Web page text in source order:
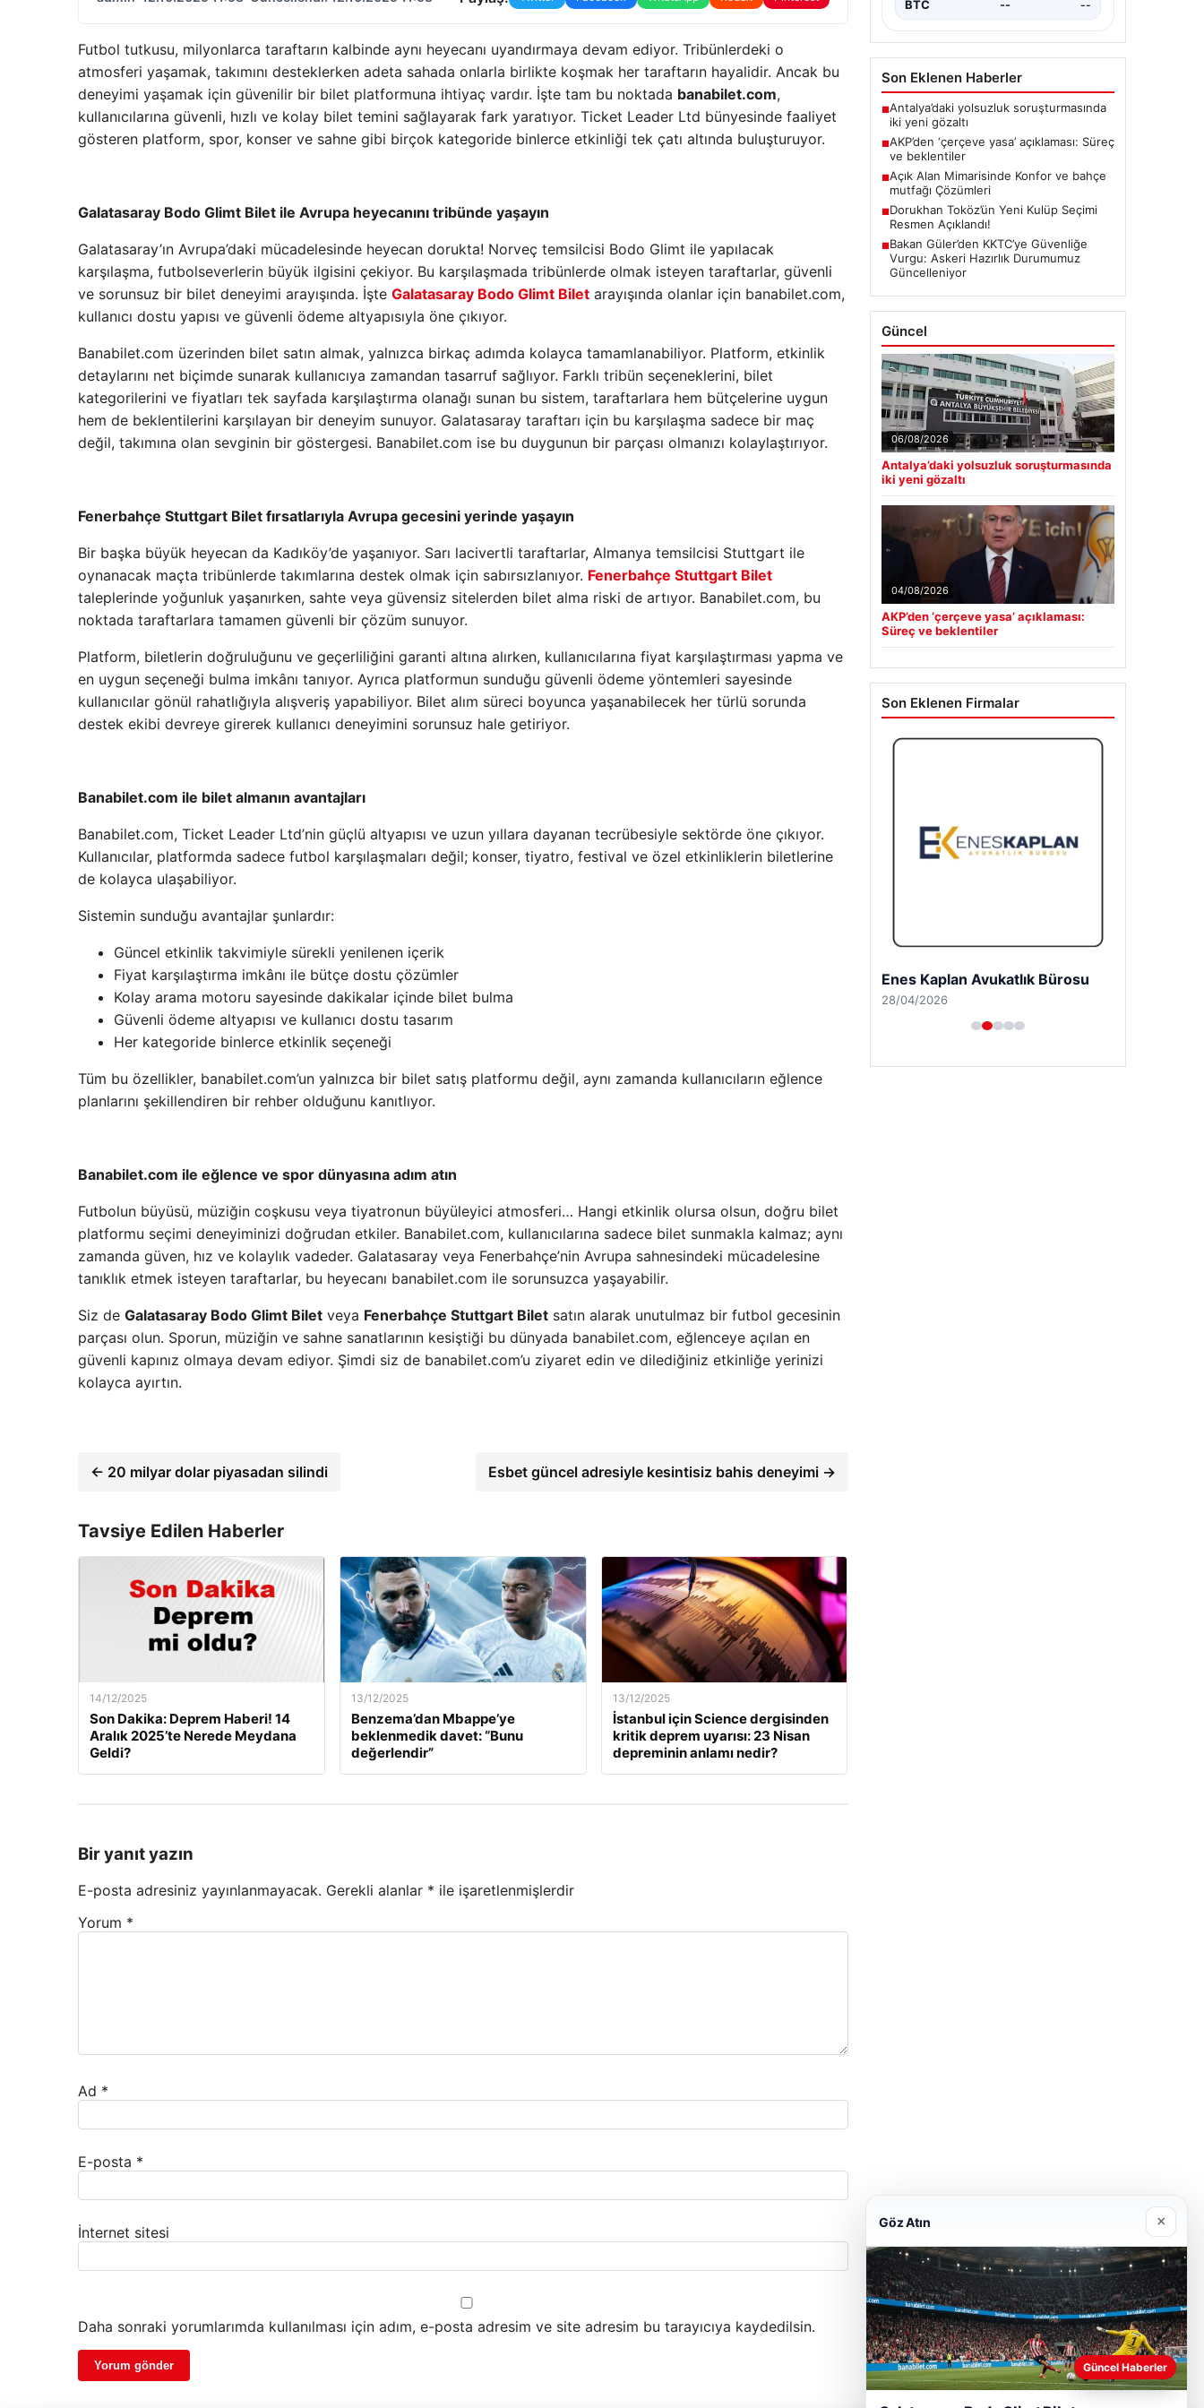
Futbol tutkusu, milyonlarca taraftarın kalbinde aynı heyecanı uyandırmaya devam ediyor. Tribünlerdeki o
atmosferi yaşamak, takımını desteklerken adeta sahada onlarla birlikte koşmak her taraftarın hayalidir. Ancak bu
deneyimi yaşamak için güvenilir bir bilet platformuna ihtiyaç vardır. İşte tam bu noktada banabilet.com,
kullanıcılarına güvenli, hızlı ve kolay bilet temini sağlayarak fark yaratıyor. Ticket Leader Ltd bünyesinde faaliyet
gösteren platform, spor, konser ve sahne gibi birçok kategoride binlerce etkinliği tek çatı altında buluşturuyor.
Galatasaray Bodo Glimt Bilet ile Avrupa heyecanını tribünde yaşayın
Galatasaray’ın Avrupa’daki mücadelesinde heyecan dorukta! Norveç temsilcisi Bodo Glimt ile yapılacak
karşılaşma, futbolseverlerin büyük ilgisini çekiyor. Bu karşılaşmada tribünlerde olmak isteyen taraftarlar, güvenli
ve sorunsuz bir bilet deneyimi arayışında. İşte Galatasaray Bodo Glimt Bilet arayışında olanlar için banabilet.com,
kullanıcı dostu yapısı ve güvenli ödeme altyapısıyla öne çıkıyor.
Banabilet.com üzerinden bilet satın almak, yalnızca birkaç adımda kolayca tamamlanabiliyor. Platform, etkinlik
detaylarını net biçimde sunarak kullanıcıya zamandan tasarruf sağlıyor. Farklı tribün seçeneklerini, bilet
kategorilerini ve fiyatları tek sayfada karşılaştırma olanağı sunan bu sistem, taraftarlara hem bütçelerine uygun
hem de beklentilerini karşılayan bir deneyim sunuyor. Galatasaray taraftarı için bu karşılaşma sadece bir maç
değil, takımına olan sevginin bir göstergesi. Banabilet.com ise bu duygunun bir parçası olmanızı kolaylaştırıyor.
Fenerbahçe Stuttgart Bilet fırsatlarıyla Avrupa gecesini yerinde yaşayın
Bir başka büyük heyecan da Kadıköy’de yaşanıyor. Sarı lacivertli taraftarlar, Almanya temsilcisi Stuttgart ile
oynanacak maçta tribünlerde takımlarına destek olmak için sabırsızlanıyor. Fenerbahçe Stuttgart Bilet
taleplerinde yoğunluk yaşanırken, sahte veya güvensiz sitelerden bilet alma riski de artıyor. Banabilet.com, bu
noktada taraftarlara tamamen güvenli bir çözüm sunuyor.
Platform, biletlerin doğruluğunu ve geçerliliğini garanti altına alırken, kullanıcılarına fiyat karşılaştırması yapma ve
en uygun seçeneği bulma imkânı tanıyor. Ayrıca platformun sunduğu güvenli ödeme yöntemleri sayesinde
kullanıcılar gönül rahatlığıyla alışveriş yapabiliyor. Bilet alım süreci boyunca yaşanabilecek her türlü sorunda
destek ekibi devreye girerek kullanıcı deneyimini sorunsuz hale getiriyor.
Banabilet.com ile bilet almanın avantajları
Banabilet.com, Ticket Leader Ltd’nin güçlü altyapısı ve uzun yıllara dayanan tecrübesiyle sektörde öne çıkıyor.
Kullanıcılar, platformda sadece futbol karşılaşmaları değil; konser, tiyatro, festival ve özel etkinliklerin biletlerine
de kolayca ulaşabiliyor.
Sistemin sunduğu avantajlar şunlardır:
Güncel etkinlik takvimiyle sürekli yenilenen içerik
Fiyat karşılaştırma imkânı ile bütçe dostu çözümler
Kolay arama motoru sayesinde dakikalar içinde bilet bulma
Güvenli ödeme altyapısı ve kullanıcı dostu tasarım
Her kategoride binlerce etkinlik seçeneği
Tüm bu özellikler, banabilet.com’un yalnızca bir bilet satış platformu değil, aynı zamanda kullanıcıların eğlence
planlarını şekillendiren bir rehber olduğunu kanıtlıyor.
Banabilet.com ile eğlence ve spor dünyasına adım atın
Futbolun büyüsü, müziğin coşkusu veya tiyatronun büyüleyici atmosferi… Hangi etkinlik olursa olsun, doğru bilet
platformu seçimi deneyiminizi doğrudan etkiler. Banabilet.com, kullanıcılarına sadece bilet sunmakla kalmaz; aynı
zamanda güven, hız ve kolaylık vadeder. Galatasaray veya Fenerbahçe’nin Avrupa sahnesindeki mücadelesine
tanıklık etmek isteyen taraftarlar, bu heyecanı banabilet.com ile sorunsuzca yaşayabilir.
Siz de Galatasaray Bodo Glimt Bilet veya Fenerbahçe Stuttgart Bilet satın alarak unutulmaz bir futbol gecesinin
parçası olun. Sporun, müziğin ve sahne sanatlarının kesiştiği bu dünyada banabilet.com, eğlenceye açılan en
güvenli kapınız olmaya devam ediyor. Şimdi siz de banabilet.com’u ziyaret edin ve dilediğiniz etkinliğe yerinizi
kolayca ayırtın.
← 20 milyar dolar piyasadan silindi Esbet güncel adresiyle kesintisiz bahis deneyimi →
Tavsiye Edilen Haberler
14/12/2025
Son Dakika: Deprem Haberi! 14
Aralık 2025’te Nerede Meydana
Geldi?
13/12/2025
Benzema’dan Mbappe’ye
beklenmedik davet: “Bunu
değerlendir”
13/12/2025
İstanbul için Science dergisinden
kritik deprem uyarısı: 23 Nisan
depreminin anlamı nedir?
Bir yanıt yazın
E-posta adresiniz yayınlanmayacak. Gerekli alanlar * ile işaretlenmişlerdir
Yorum *
Ad *
E-posta *
İnternet sitesi
Daha sonraki yorumlarımda kullanılması için adım, e-posta adresim ve site adresim bu tarayıcıya kaydedilsin.
BTC
Son Eklenen Haberler
Antalya’daki yolsuzluk soruşturmasında
iki yeni gözaltı
AKP’den ‘çerçeve yasa’ açıklaması: Süreç
ve beklentiler
Açık Alan Mimarisinde Konfor ve bahçe
mutfağı Çözümleri
Dorukhan Toköz’ün Yeni Kulüp Seçimi
Resmen Açıklandı!
Bakan Güler’den KKTC’ye Güvenliğe
Vurgu: Askeri Hazırlık Durumumuz
Güncelleniyor
Güncel
06/08/2026
Antalya’daki yolsuzluk soruşturmasında
iki yeni gözaltı
04/08/2026
AKP’den ‘çerçeve yasa’ açıklaması:
Süreç ve beklentiler
Son Eklenen Firmalar
Enes Kaplan Avukatlık Bürosu
28/04/2026
Göz Atın ×
Güncel Haberler